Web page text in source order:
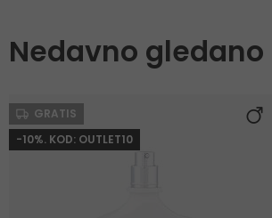
Nedavno gledano
GRATIS
-10%. KOD: OUTLET10